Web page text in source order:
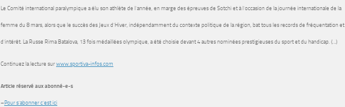
Le Comité international paralympique a élu son athlète de l’année, en marge des épreuves de Sotchi et à l’occasion de la journée internationale de la
femme du 8 mars, alors que le succès des Jeux d’Hiver, indépendamment du contexte politique de la région, bat tous les records de fréquentation et
d’intérêt. La Russe Rima Batalova, 13 fois médaillées olympique, a été choisie devant 4 autres nominées prestigieuses du sport et du handicap. (…)
Continuez la lecture surwww.sportiva-infos.com
Article réservé aux abonné-e-s
–Pour s’abonner c’est ici